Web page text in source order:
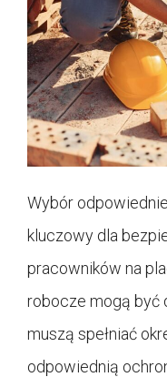
Wybór
kluczowy dla
pracowników na
robocze mogą być
muszą spełniać
odpowiednią